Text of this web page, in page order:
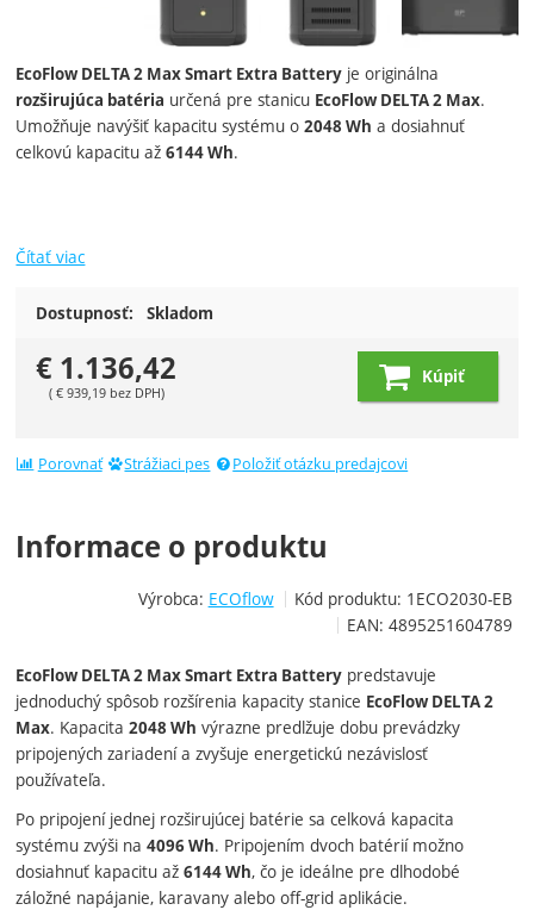
EcoFlow DELTA 2 Max Smart Extra Battery je originálna
rozširujúca batéria určená pre stanicu EcoFlow DELTA 2 Max.
Umožňuje navýšiť kapacitu systému o2048 Wh a dosiahnuť
celkovú kapacitu až6144 Wh.
Čítať viac
Dostupnosť: Skladom
€ 1.136,42
( €939,19 bez DPH)
Kúpiť
Porovnať Strážiaci pes Položiť otázku predajcovi
Informace o produktu
Výrobca: ECOflow Kód produktu: 1ECO2030-EB
EAN: 4895251604789
EcoFlow DELTA 2 Max Smart Extra Battery predstavuje
jednoduchý spôsob rozšírenia kapacity stanice EcoFlow DELTA 2
Max. Kapacita2048 Wh výrazne predlžuje dobu prevádzky
pripojených zariadení a zvyšuje energetickú nezávislosť
používateľa.
Po pripojení jednej rozširujúcej batérie sa celková kapacita
systému zvýši na4096 Wh. Pripojením dvoch batérií možno
dosiahnuť kapacitu až6144 Wh, čo je ideálne pre dlhodobé
záložné napájanie, karavany alebo off-grid aplikácie.